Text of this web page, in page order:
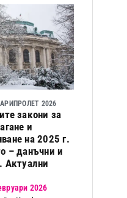
ПРОЛЕТ 2026
закони за
и
на 2025 г.
– данъчни и
Актуални
2026